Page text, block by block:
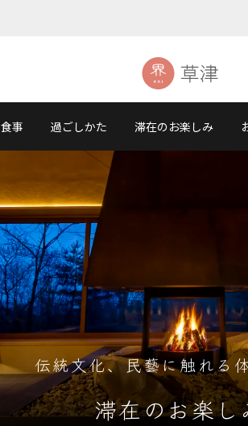
食事 過ごしかた 滞在のお楽しみ
伝統文化、民藝に触れる
滞在のお楽し